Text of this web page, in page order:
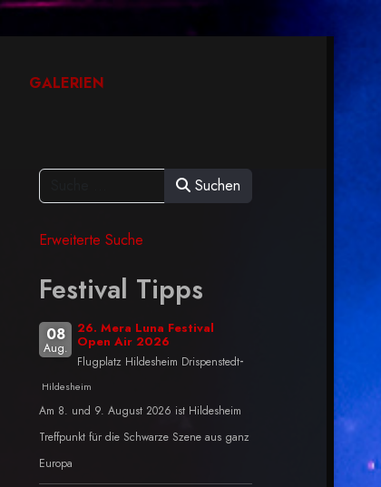
GALERIEN
Suchen
Erweiterte Suche
Festival Tipps
08
Aug.
26. Mera Luna Festival
Open Air 2026
Flugplatz Hildesheim Drispenstedt-
Hildesheim
Am 8. und 9. August 2026 ist Hildesheim
Treffpunkt für die Schwarze Szene aus ganz
Europa